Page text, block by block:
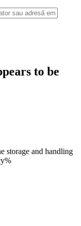
to be
storage and handling